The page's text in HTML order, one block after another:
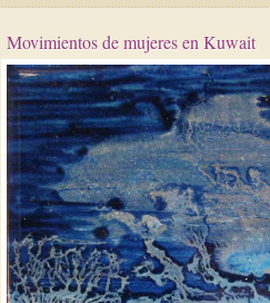
Movimientos de mujeres en Kuwait